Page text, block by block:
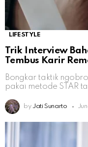
LIFESTYLE
Trik Interview
Tembus Karir
Bongkar taktik
pakai metode STAR
by Jati Sunarto